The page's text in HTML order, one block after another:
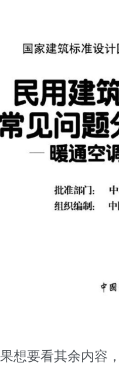
想要看其余内容